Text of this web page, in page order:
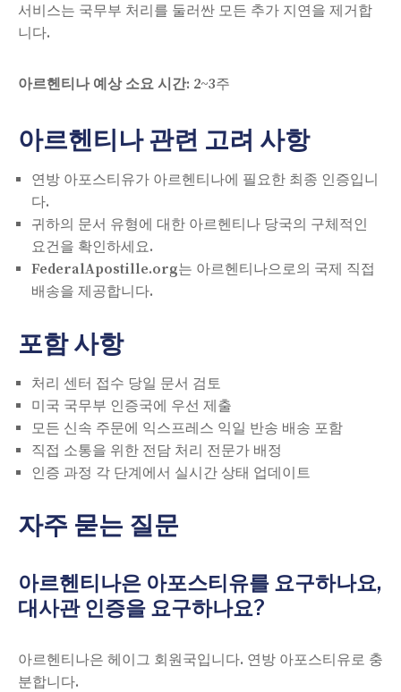
서비스는 국무부 처리를 둘러싼 모든 추가 지연을 제거합
니다.
아르헨티나 예상 소요 시간: 2~3주
아르헨티나 관련 고려 사항
연방 아포스티유가 아르헨티나에 필요한 최종 인증입니
다.
귀하의 문서 유형에 대한 아르헨티나 당국의 구체적인
요건을 확인하세요.
FederalApostille.org는 아르헨티나으로의 국제 직접
배송을 제공합니다.
포함 사항
처리 센터 접수 당일 문서 검토
미국 국무부 인증국에 우선 제출
모든 신속 주문에 익스프레스 익일 반송 배송 포함
직접 소통을 위한 전담 처리 전문가 배정
인증 과정 각 단계에서 실시간 상태 업데이트
자주 묻는 질문
아르헨티나은 아포스티유를 요구하나요,
대사관 인증을 요구하나요?
아르헨티나은 헤이그 회원국입니다. 연방 아포스티유로 충
분합니다.